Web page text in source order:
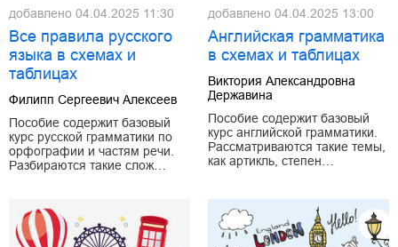
добавлено 04.04.2025 11:30
Все правила русского
языка в схемах и
таблицах
Филипп Сергеевич Алексеев
Пособие содержит базовый
курс русской грамматики по
орфографии и частям речи.
Разбираются такие слож…
добавлено 04.04.2025 13:00
Английская грамматика
в схемах и таблицах
Виктория Александровна
Державина
Пособие содержит базовый
курс английской грамматики.
Рассматриваются такие темы,
как артикль, степен…